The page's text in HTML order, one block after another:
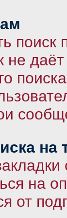
даёт
на
на
от